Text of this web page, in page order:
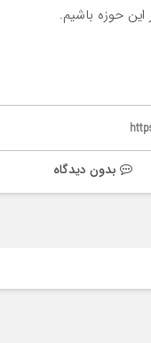
حوزه باشیم.
بدون دیدگاه